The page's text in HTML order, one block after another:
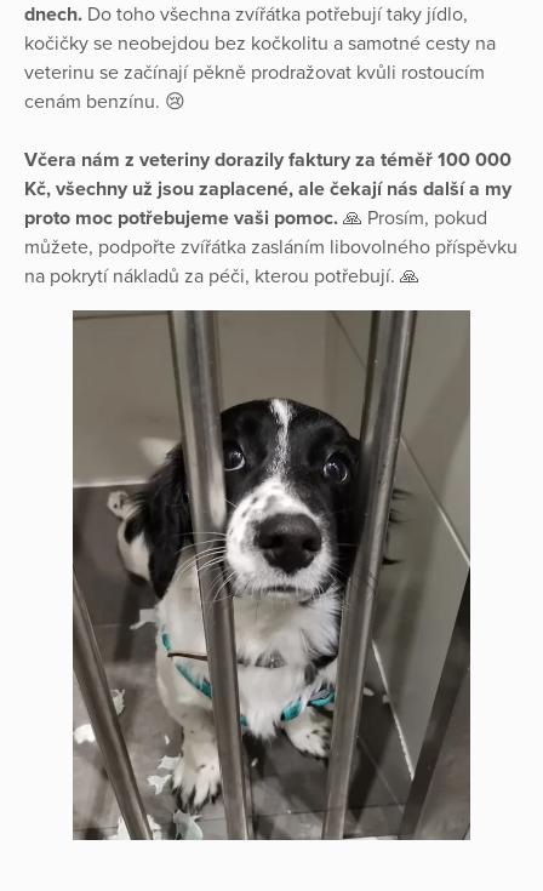
dnech. Do toho všechna zvířátka potřebují taky jídlo,
kočičky se neobejdou bez kočkolitu a samotné cesty na
veterinu se začínají pěkně prodražovat kvůli rostoucím
cenám benzínu. 😢
Včera nám z veteriny dorazily faktury za téměř 100 000
Kč, všechny už jsou zaplacené, ale čekají nás další a my
proto moc potřebujeme vaši pomoc. 🙏 Prosím, pokud
můžete, podpořte zvířátka zasláním libovolného příspěvku
na pokrytí nákladů za péči, kterou potřebují. 🙏